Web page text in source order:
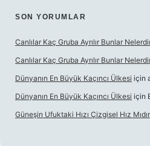
SON YORUMLAR
Canlılar Kaç Gruba Ayrılır Bunlar
Canlılar Kaç Gruba Ayrılır Bunlar
Dünyanın En Büyük Kaçıncı Ülkesi için
Dünyanın En Büyük Kaçıncı Ülkesi için
Güneşin Ufuktaki Hızı Çizgisel Hız Mıdır